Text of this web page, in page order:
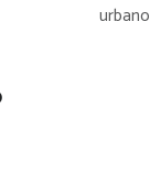
urbano